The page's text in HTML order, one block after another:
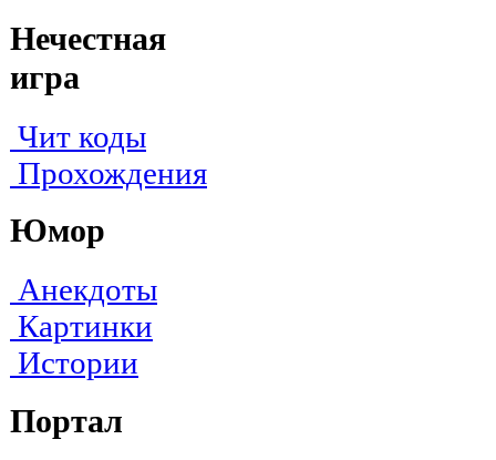
Нечестная
игра
Чит коды
Прохождения
Юмор
Анекдоты
Картинки
Истории
Портал